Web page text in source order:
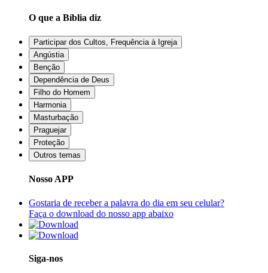
O que a Bíblia diz
Participar dos Cultos, Frequência à Igreja
Angústia
Benção
Dependência de Deus
Filho do Homem
Harmonia
Masturbação
Praguejar
Proteção
Outros temas
Nosso APP
Gostaria de receber a palavra do dia em seu celular?
Faça o download do nosso app abaixo
Siga-nos